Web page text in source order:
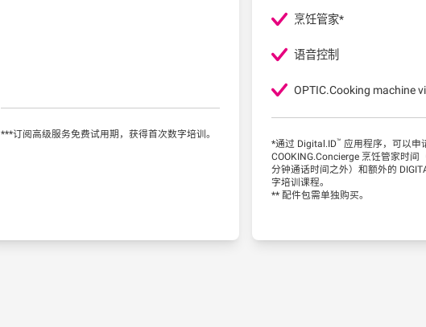
***订阅高级服务免费试用期，获得首次数字培训。
烹饪管家*
语音控制
OPTIC.Cooking machine
*通过 Digital.ID™ 应用程序，可以申
COOKING.Concierge 烹饪管家时间
分钟通话时间之外）和额外的
字培训课程。
** 配件包需单独购买。